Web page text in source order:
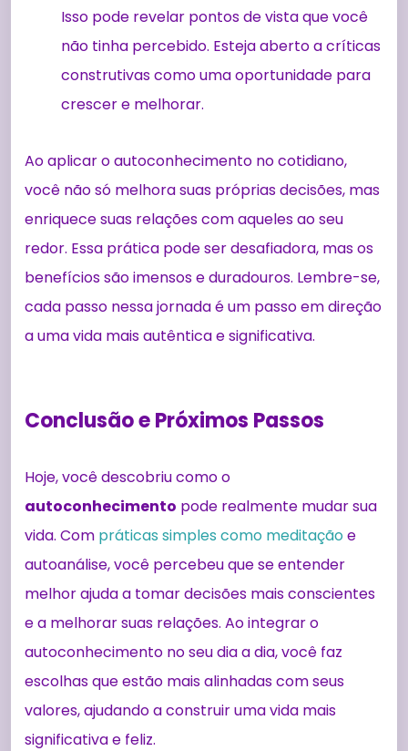
Isso pode revelar pontos de vista que você
não tinha percebido. Esteja aberto a críticas
construtivas como uma oportunidade para
crescer e melhorar.
Ao aplicar o autoconhecimento no cotidiano,
você não só melhora suas próprias decisões, mas
enriquece suas relações com aqueles ao seu
redor. Essa prática pode ser desafiadora, mas os
benefícios são imensos e duradouros. Lembre-se,
cada passo nessa jornada é um passo em direção
a uma vida mais autêntica e significativa.
Conclusão e Próximos Passos
Hoje, você descobriu como o
autoconhecimento pode realmente mudar sua
vida. Com práticas simples como meditaçãoe
autoanálise, você percebeu que se entender
melhor ajuda a tomar decisões mais conscientes
e a melhorar suas relações. Ao integrar o
autoconhecimento no seu dia a dia, você faz
escolhas que estão mais alinhadas com seus
valores, ajudando a construir uma vida mais
significativa e feliz.